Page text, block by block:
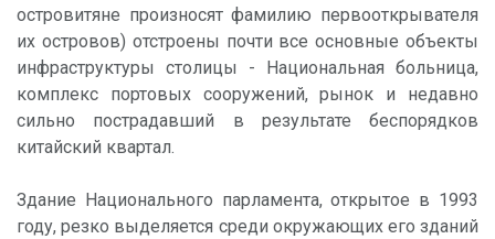
островитяне произносят фамилию первооткрывателя
их островов) отстроены почти все основные объекты
инфраструктуры столицы - Национальная больница,
комплекс портовых сооружений, рынок и недавно
сильно пострадавший в результате беспорядков
китайский квартал.
Здание Национального парламента, открытое в 1993
году, резко выделяется среди окружающих его зданий